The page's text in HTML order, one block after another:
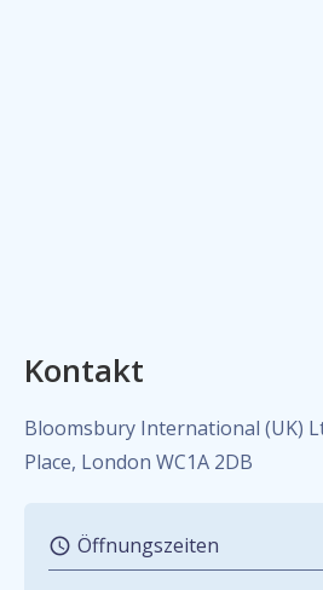
Kontakt
Bloomsbury International (UK)
Place, London WC1A 2DB
Öffnungszeiten